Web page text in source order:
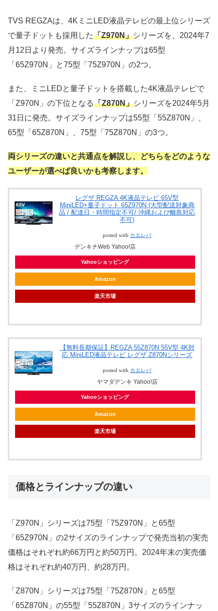
TVS REGZAは、4KミニLED液晶テレビの最上位シリーズ
で量子ドットも採用した「Z970N」シリーズを、2024年7
月12日より発売。サイズラインナップは65型
「65Z970N」と75型「75Z970N」の2つ。
また、ミニLEDと量子ドットを搭載した4K液晶テレビで
「Z970N」の下位となる「Z870N」シリーズを2024年5月
31日に発売。サイズラインナップは55型「55Z870N」、
65型「65Z870N」、75型「75Z870N」の3つ。
両シリーズの違いと共通点を解説し、どちらをどのような
ユーザーが選べば良いかも考察します。
レグザ REGZA 4K液晶テレビ 65V型
MiniLED+量子ドット 65Z970N (大型配送対象商
品 / 配達日・時間指定不可/ 沖縄および離島対応
不可)
posted with カエレバ
デンキチWeb Yahoo!店
Yahooショッピング
Amazon
楽天市場
【無料長期保証】REGZA 55Z870N 55V型 4K対
応 MiniLED液晶テレビ レグザ Z870Nシリーズ
posted with カエレバ
ヤマダデンキ Yahoo!店
Yahooショッピング
Amazon
楽天市場
価格とラインナップの違い
「Z970N」シリーズは75型「75Z970N」と65型
「65Z970N」の2サイズのラインナップで発売当初の実売
価格はそれぞれ約66万円と約50万円。2024年末の実売価
格はそれぞれ約40万円、約28万円。
「Z870N」シリーズは75型「75Z870N」と65型
「65Z870N」の55型「55Z870N」3サイズのラインナッ